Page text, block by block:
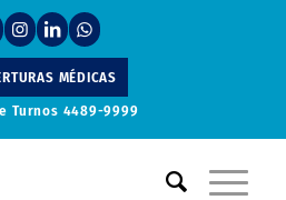
MÉDICAS
Turnos 4489-9999